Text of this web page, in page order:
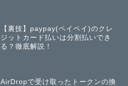
【裏技】paypay(ペイペイ)のクレ
ジットカード払いは分割払いでき
る？徹底解説！
AirDropで受け取ったトークンの換